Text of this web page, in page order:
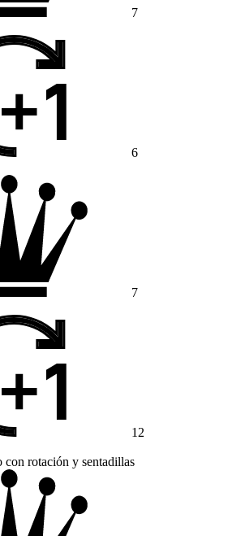
7
6
7
12
con rotación y sentadillas